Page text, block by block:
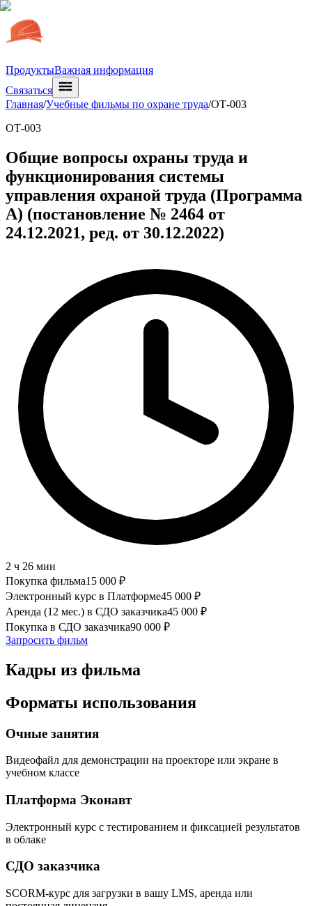
ПродуктыВажная информация
Связаться
Главная/Учебные фильмы по охране труда/ОТ-003
ОТ-003
Общие вопросы охраны труда и
функционирования системы
управления охраной труда (Программа
А) (постановление № 2464 от
24.12.2021, ред. от 30.12.2022)
2 ч 26 мин
Покупка фильма15 000 ₽
Электронный курс в Платформе45 000 ₽
Аренда (12 мес.) в СДО заказчика45 000 ₽
Покупка в СДО заказчика90 000 ₽
Запросить фильм
Кадры из фильма
Форматы использования
Очные занятия
Видеофайл для демонстрации на проекторе или экране в
учебном классе
Платформа Эконавт
Электронный курс с тестированием и фиксацией результатов
в облаке
СДО заказчика
SCORM-курс для загрузки в вашу LMS, аренда или